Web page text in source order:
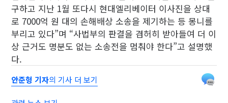
구하고 지난 1월 또다시 현대엘리베이터 이사진을 상대
로 7000억 원 대의 손해배상 소송을 제기하는 등 몽니를
부리고 있다”며 “사법부의 판결을 겸허히 받아들여 더 이
상 근거도 명분도 없는 소송전을 멈춰야 한다”고 설명했
다.
안준형 기자의 기사 더 보기